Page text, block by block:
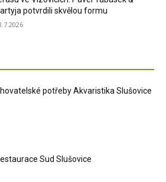
potvrdili skvělou formu
potřeby Akvaristika Slušovice
Sud Slušovice